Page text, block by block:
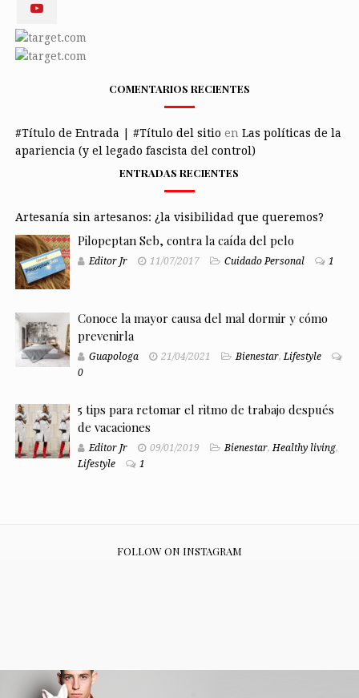
COMENTARIOS RECIENTES
#Título de Entrada | #Título del sitio en Las políticas de la
apariencia (y el legado fascista del control)
ENTRADAS RECIENTES
Artesanía sin artesanos: ¿la visibilidad que queremos?
Pilopeptan Seb, contra la caída del pelo
Editor Jr 11/07/2017 Cuidado Personal 1
Conoce la mayor causa del mal dormir y cómo
prevenirla
Guapologa 21/04/2021 Bienestar, Lifestyle
0
5 tips para retomar el ritmo de trabajo después
de vacaciones
Editor Jr 09/01/2019 Bienestar, Healthy living,
Lifestyle
1
FOLLOW ON INSTAGRAM